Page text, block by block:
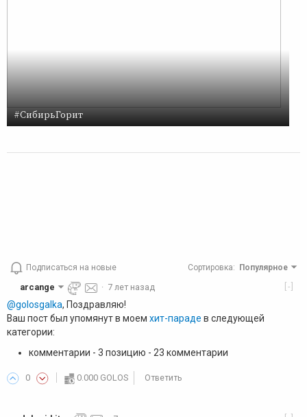
#СибирьГорит
Подписаться на новые Сортировка: Популярное
[-]
arcange · 7 лет назад
@golosgalka, Поздравляю!
Ваш пост был упомянут в моем хит-параде в следующей
категории:
комментарии - 3 позицию - 23 комментарии
0 0.000 GOLOS Ответить